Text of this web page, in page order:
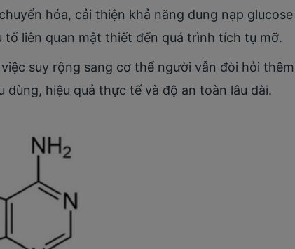
hóa, cải thiện khả năng dung nạp glucose
liên quan mật thiết đến quá trình tích tụ mỡ.
suy rộng sang cơ thể người vẫn đòi hỏi thêm
hiệu quả thực tế và độ an toàn lâu dài.